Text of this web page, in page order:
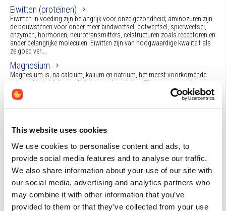
This website uses cookies
We use cookies to personalise content and ads, to
provide social media features and to analyse our traffic.
We also share information about your use of our site with
our social media, advertising and analytics partners who
may combine it with other information that you’ve
provided to them or that they’ve collected from your use
Eiwitten (proteïnen)
Eiwitten in voeding zijn belangrijk voor onze gezondheid; aminozuren zijn
de bouwstenen voor onder meer bindweefsel, botweefsel, spierweefsel,
enzymen, hormonen, neurotransmitters, celstructuren zoals receptoren en
ander belangrijke moleculen. Eiwitten zijn van hoogwaardige kwaliteit als
ze goed ver ...
Magnesium
Magnesium is, na calcium, kalium en natrium, het meest voorkomende
mineraal in het lichaam. Het lichaam bevat circa 25 gram magnesium;
60% daarvan bevindt zich in botten en tanden, 20% in spieren, 20% in
andere zachte weefsels. Minder dan 1% circuleert in het bloed; hiervan is
Creatine is een lichaamseigen stof waarvan circa 95% van de
andere organen en weefsels die een hoog energieverbruik hebben, zoals de
hersenen, de hartspier, de testes en het immuunsysteem. Creatine wordt
gerekend tot de amin ...
Artikelen (6)